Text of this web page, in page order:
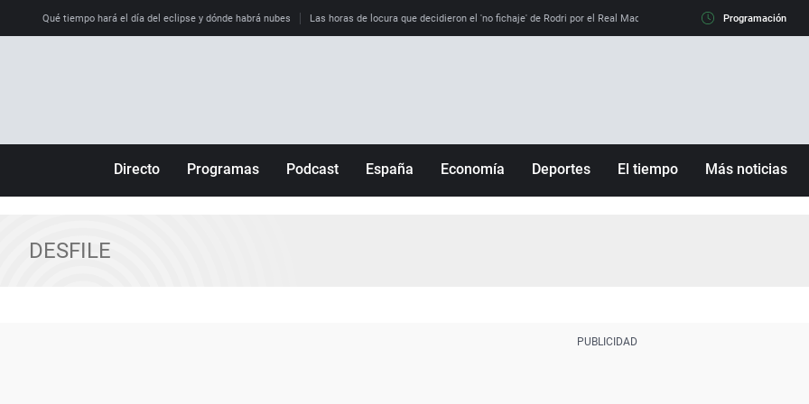
Qué tiempo hará el día del eclipse y dónde habrá nubes Las horas de locura que decidieron el 'no fichaje' de Rodri por el Real Madrid y su 'sí' al Barça La llamada
Programación
Directo Programas Podcast España Economía Deportes El tiempo Más noticias
DESFILE